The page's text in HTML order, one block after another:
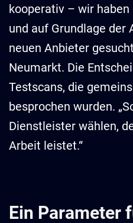
kooperativ – wir
und auf Grundlage der
neuen Anbieter
Neumarkt. Die
Testscans, die
besprochen wurden.
Dienstleister wählen,
Arbeit leistet.“
Ein Parameter